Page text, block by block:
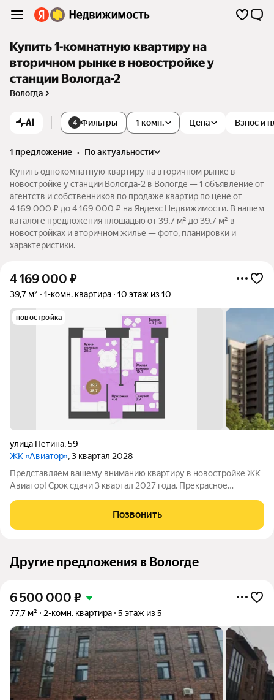
Купить 1-комнатную квартиру на
вторичном рынке в новостройке у
станции Вологда-2
Вологда
AI 4 Фильтры Цена Взнос и
1 комн.
1 предложение •
по актуальности
Купить однокомнатную квартиру на вторичном рынке в
новостройке у станции Вологда-2 в Вологде — 1 объявление от
агентств и собственников по продаже квартир по цене от
4 169 000 ₽ до 4 169 000 ₽ на Яндекс Недвижимости. В нашем
каталоге предложения площадью от 39,7 м² до 39,7 м² в
новостройках и вторичном жилье — фото, планировки и
характеристики.
4 169 000 ₽
39,7 м² 1-комн. квартира 10 этаж из 10
новостройка
улица Петина,59
ЖК «Авиатор», 3 квартал 2028
Представляем вашему вниманию квартиру в новостройке ЖК
Авиатор! Срок сдачи 3 квартал 2027 года. Прекрасное
домом расположен новый детский сад, в шаговой доступности
школа № 24. Парк Ковыринский,
Позвонить
Другие предложения в Вологде
6 500 000 ₽
77,7 м² 2-комн. квартира 5 этаж из 5